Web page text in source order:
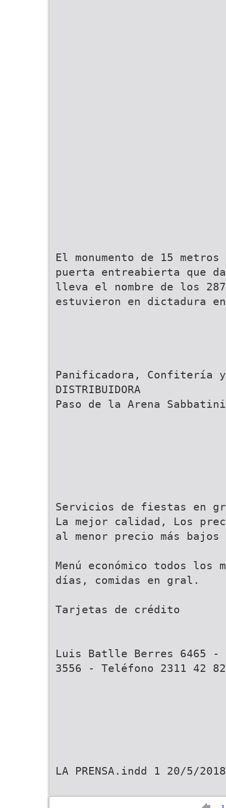
El monumento de 15
puerta entreabierta que
lleva el nombre de los
estuvieron en dictadura
Panificadora, Confitería
DISTRIBUIDORA
Paso de la Arena
Servicios de fiestas en
La mejor calidad, Los
al menor precio más bajos
Menú económico todos los
días, comidas en gral.
Tarjetas de crédito
Luis Batlle Berres 6465 -
3556 - Teléfono 2311 42 82
LA PRENSA.indd 1 20/5/